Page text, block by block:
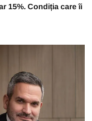
15%. Condiția care îi